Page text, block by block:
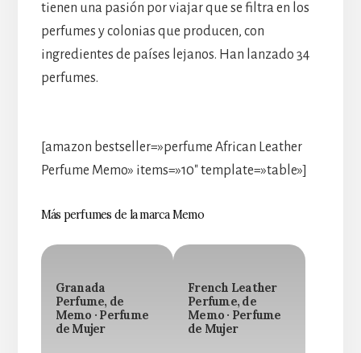
tienen una pasión por viajar que se filtra en los
perfumes y colonias que producen, con
ingredientes de países lejanos. Han lanzado 34
perfumes.
[amazon bestseller=»perfume African Leather
Perfume Memo» items=»10″ template=»table»]
Más perfumes de la marca Memo
Granada
Perfume, de
Memo · Perfume
de Mujer
French Leather
Perfume, de
Memo · Perfume
de Mujer